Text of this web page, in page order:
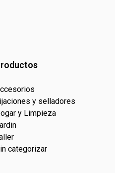
y selladores
y Limpieza
categorizar